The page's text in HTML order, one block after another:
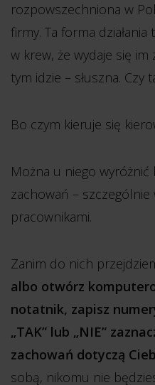
rozpowszechniona w
firmy. Ta forma
w krew, że wydaje się im
tym idzie – słuszna. Czy
Bo czym kieruje się
Można u niego
zachowań – szczególnie
pracownikami.
Zanim do nich
albo otwórz
notatnik, zapisz
„TAK” lub „NIE”
zachowań dotyczą
sobą, nikomu nie